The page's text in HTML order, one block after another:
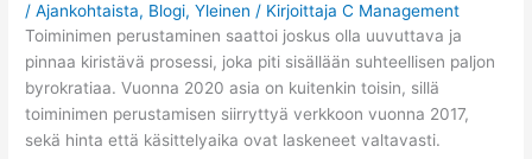
/Ajankohtaista, Blogi,Yleinen / KirjoittajaC Management
Toiminimen perustaminen saattoi joskus olla uuvuttava ja
pinnaa kiristävä prosessi, joka piti sisällään suhteellisen paljon
byrokratiaa. Vuonna 2020 asia on kuitenkin toisin, sillä
toiminimen perustamisen siirryttyä verkkoon vuonna 2017,
sekä hinta että käsittelyaika ovat laskeneet valtavasti.